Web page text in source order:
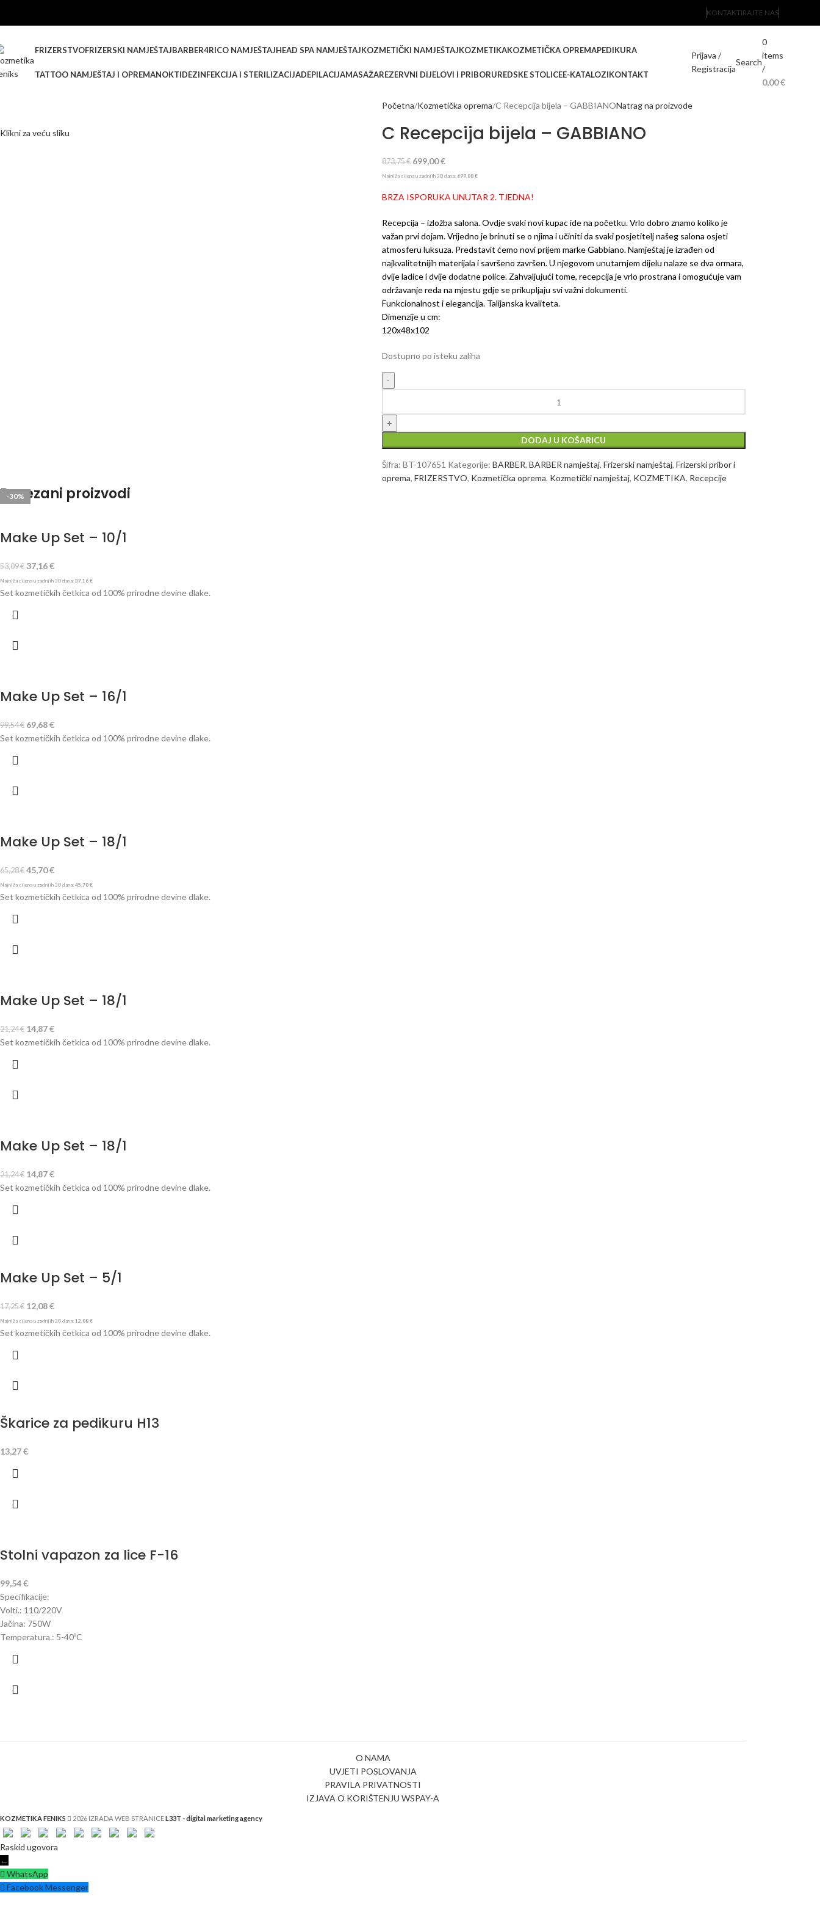
KONTAKTIRAJTE NAS
FRIZERSTVOFRIZERSKI NAMJEŠTAJBARBER4RICO NAMJEŠTAJHEAD SPA NAMJEŠTAJKOZMETIČKI NAMJEŠTAJKOZMETIKAKOZMETIČKA OPREMAPEDIKURA
TATTOO NAMJEŠTAJ I OPREMANOKTIDEZINFEKCIJA I STERILIZACIJADEPILACIJAMASAŽAREZERVNI DIJELOVI I PRIBORUREDSKE STOLICEE-KATALOZIKONTAKT
Prijava /
Registracija
Search
0
items
/
0,00€
Klikni za veću sliku
Početna Kozmetička oprema C Recepcija bijela – GABBIANONatrag na proizvode
C Recepcija bijela – GABBIANO
873,75€ 699,00€
Najniža cijena u zadnjih 30 dana: 699,00 €
BRZA ISPORUKA UNUTAR 2. TJEDNA!
Recepcija – izložba salona. Ovdje svaki novi kupac ide na početku. Vrlo dobro znamo koliko je
važan prvi dojam. Vrijedno je brinuti se o njima i učiniti da svaki posjetitelj našeg salona osjeti
atmosferu luksuza. Predstavit ćemo novi prijem marke Gabbiano. Namještaj je izrađen od
najkvalitetnijih materijala i savršeno završen. U njegovom unutarnjem dijelu nalaze se dva ormara,
dvije ladice i dvije dodatne police. Zahvaljujući tome, recepcija je vrlo prostrana i omogućuje vam
održavanje reda na mjestu gdje se prikupljaju svi važni dokumenti.
Funkcionalnost i elegancija. Talijanska kvaliteta.
Dimenzije u cm:
120x48x102
Dostupno po isteku zaliha
DODAJ U KOŠARICU
Šifra: BT-107651 Kategorije: BARBER, BARBER namještaj, Frizerski namještaj, Frizerski pribor i
oprema, FRIZERSTVO, Kozmetička oprema, Kozmetički namještaj, KOZMETIKA, Recepcije
Povezani proizvodi
-30%
Make Up Set – 10/1
53,09€ 37,16€
Najniža cijena u zadnjih 30 dana: 37,16 €
Set kozmetičkih četkica od 100% prirodne devine dlake.
-30%
Make Up Set – 16/1
99,54€ 69,68€
Set kozmetičkih četkica od 100% prirodne devine dlake.
-30%
Make Up Set – 18/1
65,28€ 45,70€
Najniža cijena u zadnjih 30 dana: 45,70 €
Set kozmetičkih četkica od 100% prirodne devine dlake.
-30%
Make Up Set – 18/1
21,24€ 14,87€
Set kozmetičkih četkica od 100% prirodne devine dlake.
-30%
Make Up Set – 18/1
21,24€ 14,87€
Set kozmetičkih četkica od 100% prirodne devine dlake.
-30%
Make Up Set – 5/1
17,25€ 12,08€
Najniža cijena u zadnjih 30 dana: 12,08 €
Set kozmetičkih četkica od 100% prirodne devine dlake.
Škarice za pedikuru H13
13,27€
Stolni vapazon za lice F-16
99,54€
Specifikacije:
Volti.: 110/220V
Jačina: 750W
Temperatura.: 5-40ºC
O NAMA
UVJETI POSLOVANJA
PRAVILA PRIVATNOSTI
IZJAVA O KORIŠTENJU WSPAY-A
KOZMETIKA FENIKS 2026 IZRADA WEB STRANICEL33T - digital marketing agency
Raskid ugovora
←
WhatsApp
Facebook Messenger